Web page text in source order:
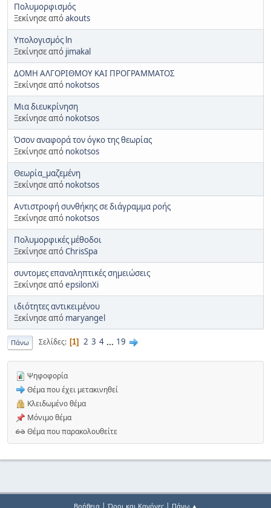
Πολυμορφισμός
Ξεκίνησε απόakouts
Υπολογισμός ln
Ξεκίνησε από jimakal
ΔΟΜΗ ΑΛΓΟΡΙΘΜΟΥ ΚΑΙ ΠΡΟΓΡΑΜΜΑΤΟΣ
Ξεκίνησε από nokotsos
Μια διευκρίνηση
Ξεκίνησε από nokotsos
Όσον αναφορά τον όγκο της θεωρίας
Ξεκίνησε από nokotsos
Θεωρία_μαζεμένη
Ξεκίνησε από nokotsos
Αντιστροφή συνθήκης σε διάγραμμα ροής
Ξεκίνησε από nokotsos
Πολυμορφικές μέθοδοι
Ξεκίνησε απόChrisSpa
συντομες επαναληπτικές σημειώσεις
Ξεκίνησε απόepsilonXi
ιδιότητες αντικειμένου
Ξεκίνησε από maryangel
Πάνω Σελίδες 1 2 3 4 ... 19
Ψηφοφορία
Θέμα που έχει μετακινηθεί
Κλειδωμένο θέμα
Μόνιμο θέμα
Θέμα που παρακολουθείτε
Βοήθεια | Όροι και Κανόνες| Πάνω ▲